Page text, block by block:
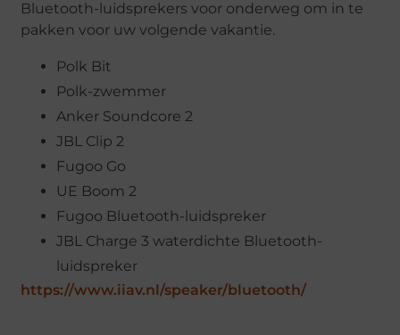
Bluetooth-luidsprekers voor onderweg om in te
pakken voor uw volgende vakantie.
Polk Bit
Polk-zwemmer
Anker Soundcore 2
JBL Clip 2
Fugoo Go
UE Boom 2
Fugoo Bluetooth-luidspreker
JBL Charge 3 waterdichte Bluetooth-
luidspreker
https://www.iiav.nl/speaker/bluetooth/